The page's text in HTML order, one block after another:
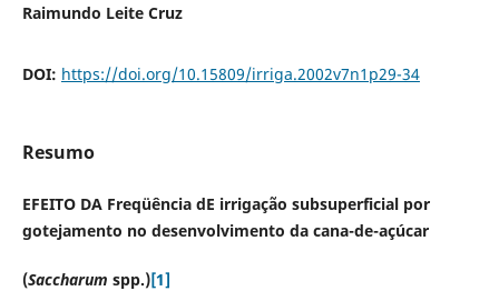
Raimundo Leite Cruz
DOI: https://doi.org/10.15809/irriga.2002v7n1p29-34
Resumo
EFEITO DA Freqüência dE irrigação subsuperficial por
gotejamento no desenvolvimento da cana-de-açúcar
(Saccharum spp.)[1]